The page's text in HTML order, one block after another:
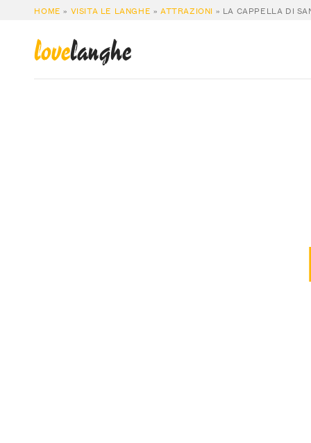
HOME » VISITA LE LANGHE » ATTRAZIONI » LA CAPPELLA DI
lovelanghe